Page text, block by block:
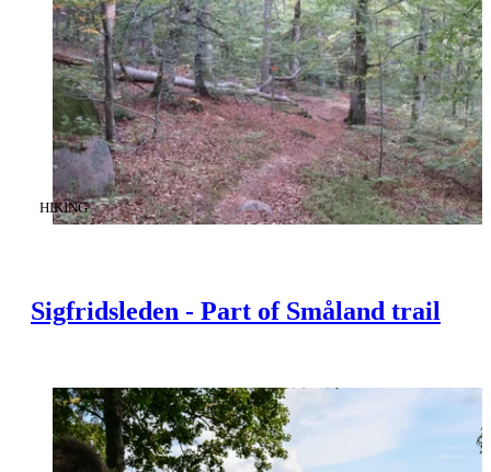
Sigfridsleden - Part of Småland trail
CATEGORY:
HIKING